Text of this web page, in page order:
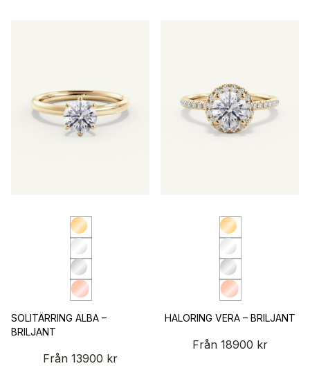
SOLITÄRRING ALBA –
BRILJANT
Från 13900 kr
HALORING VERA – BRILJANT
Från 18900 kr